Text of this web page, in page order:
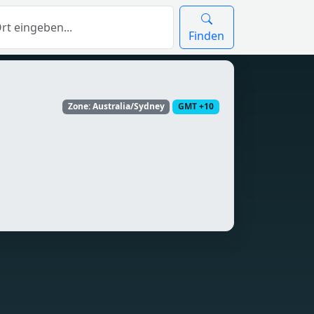
Finden
Zone: Australia/Sydney GMT +10